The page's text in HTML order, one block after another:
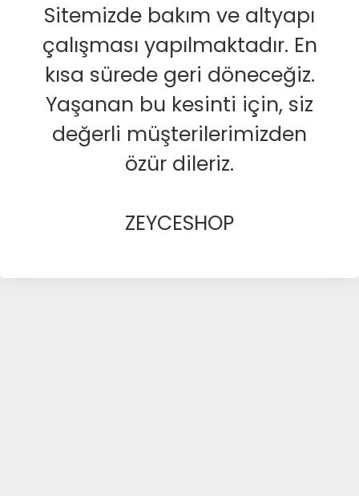
Sitemizde bakım ve altyapı
çalışması yapılmaktadır. En
kısa sürede geri döneceğiz.
Yaşanan bu kesinti için, siz
değerli müşterilerimizden
özür dileriz.
ZEYCESHOP